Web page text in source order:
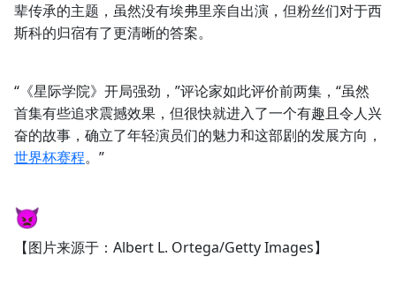
辈传承的主题，虽然没有埃弗里亲自出演，但粉丝们对于西
斯科的归宿有了更清晰的答案。
“《星际学院》开局强劲，”评论家如此评价前两集，“虽然
首集有些追求震撼效果，但很快就进入了一个有趣且令人兴
奋的故事，确立了年轻演员们的魅力和这部剧的发展方向，
世界杯赛程。”
👿
【图片来源于：Albert L. Ortega/Getty Images】